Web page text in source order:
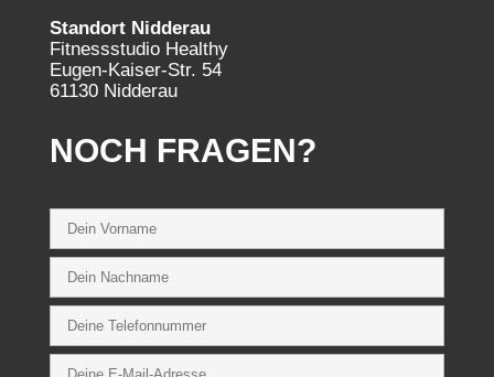
Standort Nidderau
Fitnessstudio Healthy
Eugen-Kaiser-Str. 54
61130 Nidderau
NOCH FRAGEN?